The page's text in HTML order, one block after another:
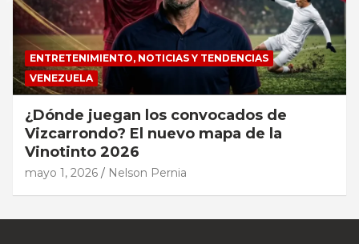
ENTRETENIMIENTO, NOTICIAS Y TENDENCIAS
VENEZUELA
¿Dónde juegan los convocados de
Vizcarrondo? El nuevo mapa de la
Vinotinto 2026
mayo 1, 2026 Nelson Pernia